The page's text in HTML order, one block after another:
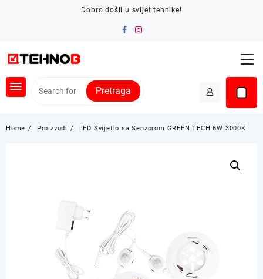
Dobro došli u svijet tehnike!
Pretraga
Home Proizvodi LED Svijetlo sa Senzorom GREEN TECH 6W 3000K